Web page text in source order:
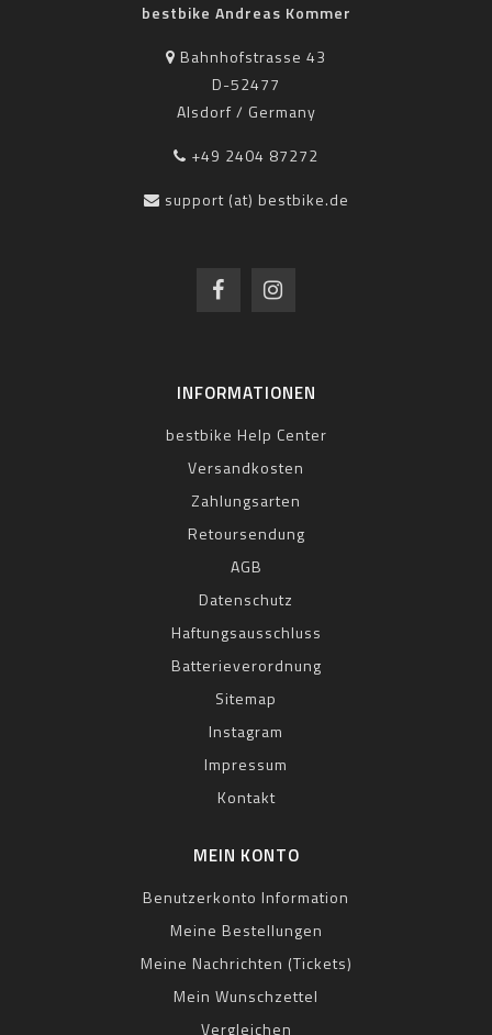
bestbike Andreas Kommer
Bahnhofstrasse 43
D-52477
Alsdorf / Germany
+49 2404 87272
support (at) bestbike.de
INFORMATIONEN
bestbike Help Center
Versandkosten
Zahlungsarten
Retoursendung
AGB
Datenschutz
Haftungsausschluss
Batterieverordnung
Sitemap
Instagram
Impressum
Kontakt
MEIN KONTO
Benutzerkonto Information
Meine Bestellungen
Meine Nachrichten (Tickets)
Mein Wunschzettel
Vergleichen